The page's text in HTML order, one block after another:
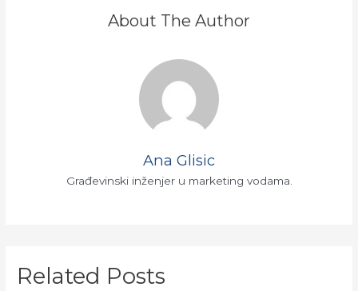
Related Posts
About The Author
Ana Glisic
Građevinski inženjer u marketing vodama.